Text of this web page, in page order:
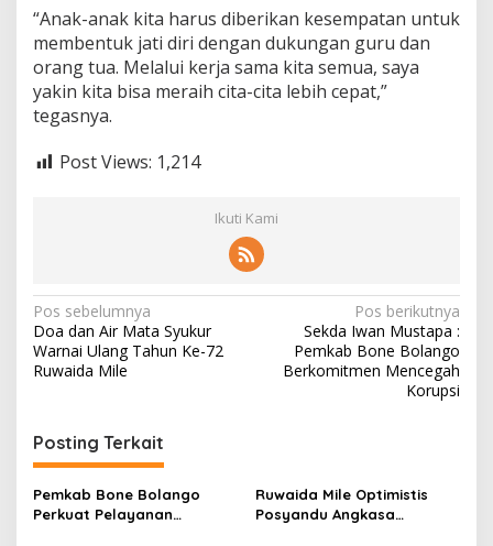
“Anak-anak kita harus diberikan kesempatan untuk
membentuk jati diri dengan dukungan guru dan
orang tua. Melalui kerja sama kita semua, saya
yakin kita bisa meraih cita-cita lebih cepat,”
tegasnya.
Post Views: 1,214
Ikuti Kami
N
a
v
g
a
s
i
Pos sebelumnya
Doa dan Air Mata Syukur
Warnai Ulang Tahun Ke-72
Ruwaida Mile
Pos berikutnya
Sekda Iwan Mustapa :
Pemkab Bone Bolango
Berkomitmen Mencegah
Korupsi
Posting Terkait
Pemkab Bone Bolango
Perkuat Pelayanan
Ruwaida Mile Optimistis
Posyandu Angkasa